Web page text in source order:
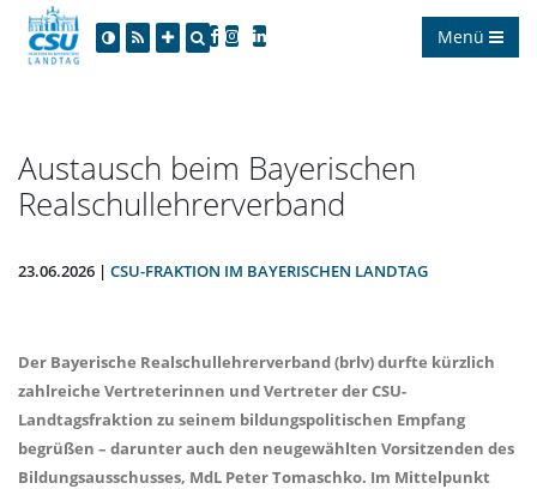
Menü
Austausch beim Bayerischen
Realschullehrerverband
23.06.2026 | CSU-FRAKTION IM BAYERISCHEN LANDTAG
Der Bayerische Realschullehrerverband (brlv) durfte kürzlich
zahlreiche Vertreterinnen und Vertreter der CSU-
Landtagsfraktion zu seinem bildungspolitischen Empfang
begrüßen – darunter auch den neugewählten Vorsitzenden des
Bildungsausschusses, MdL Peter Tomaschko. Im Mittelpunkt